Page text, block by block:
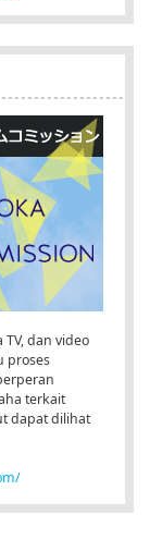
dan video
proses
terkait
dapat dilihat